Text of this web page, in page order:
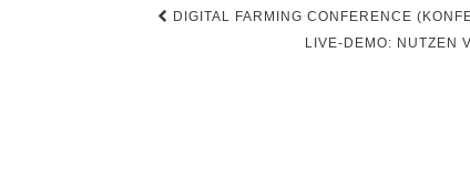
Beitragsnavigation
DIGITAL FARMING CONFERENCE
LIVE-DEMO: NUTZEN